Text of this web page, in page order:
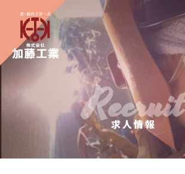
求人情報
Recruit